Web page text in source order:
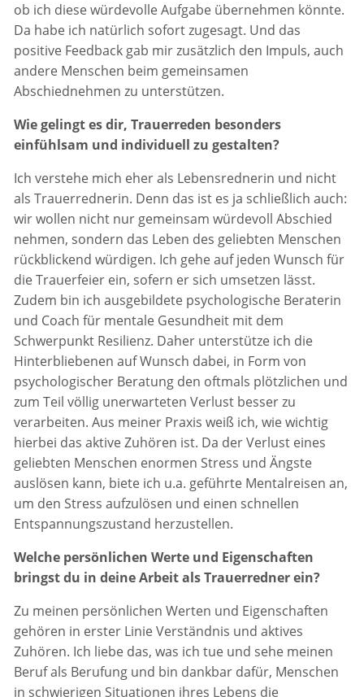
ob ich diese würdevolle Aufgabe übernehmen könnte.
Da habe ich natürlich sofort zugesagt. Und das
positive Feedback gab mir zusätzlich den Impuls, auch
andere Menschen beim gemeinsamen
Abschiednehmen zu unterstützen.
Wie gelingt es dir, Trauerreden besonders
einfühlsam und individuell zu gestalten?
Ich verstehe mich eher als Lebensrednerin und nicht
als Trauerrednerin. Denn das ist es ja schließlich auch:
wir wollen nicht nur gemeinsam würdevoll Abschied
nehmen, sondern das Leben des geliebten Menschen
rückblickend würdigen. Ich gehe auf jeden Wunsch für
die Trauerfeier ein, sofern er sich umsetzen lässt.
Zudem bin ich ausgebildete psychologische Beraterin
und Coach für mentale Gesundheit mit dem
Schwerpunkt Resilienz. Daher unterstütze ich die
Hinterbliebenen auf Wunsch dabei, in Form von
psychologischer Beratung den oftmals plötzlichen und
zum Teil völlig unerwarteten Verlust besser zu
verarbeiten. Aus meiner Praxis weiß ich, wie wichtig
hierbei das aktive Zuhören ist. Da der Verlust eines
geliebten Menschen enormen Stress und Ängste
auslösen kann, biete ich u.a. geführte Mentalreisen an,
um den Stress aufzulösen und einen schnellen
Entspannungszustand herzustellen.
Welche persönlichen Werte und Eigenschaften
bringst du in deine Arbeit als Trauerredner ein?
Zu meinen persönlichen Werten und Eigenschaften
gehören in erster Linie Verständnis und aktives
Zuhören. Ich liebe das, was ich tue und sehe meinen
Beruf als Berufung und bin dankbar dafür, Menschen
in schwierigen Situationen ihres Lebens die